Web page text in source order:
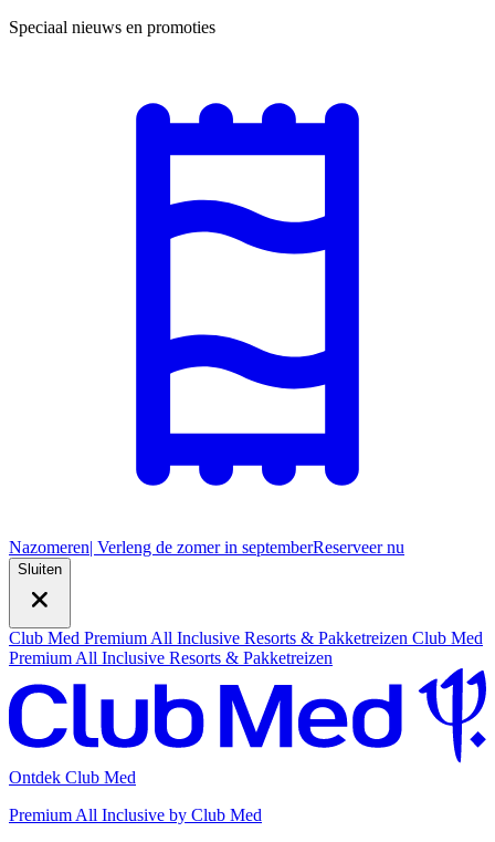
Speciaal nieuws en promoties
Nazomeren| Verleng de zomer in septemberReserveer nu
Sluiten
Club Med Premium All Inclusive Resorts & Pakketreizen Club Med
Premium All Inclusive Resorts & Pakketreizen
Ontdek Club Med
Premium All Inclusive by Club Med